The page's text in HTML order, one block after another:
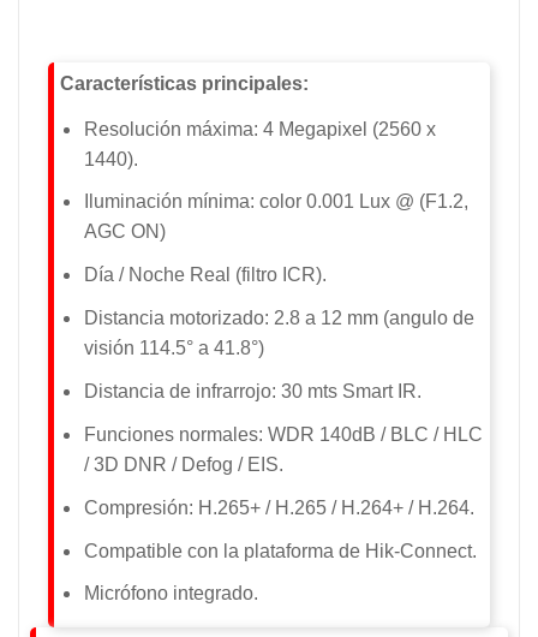
Características principales:
Resolución máxima: 4 Megapixel (2560 x
1440).
Iluminación mínima: color 0.001 Lux @ (F1.2,
AGC ON)
Día / Noche Real (filtro ICR).
Distancia motorizado: 2.8 a 12 mm (angulo de
visión 114.5° a 41.8°)
Distancia de infrarrojo: 30 mts Smart IR.
Funciones normales: WDR 140dB / BLC / HLC
/ 3D DNR / Defog / EIS.
Compresión: H.265+ / H.265 / H.264+ / H.264.
Compatible con la plataforma de Hik-Connect.
Micrófono integrado.